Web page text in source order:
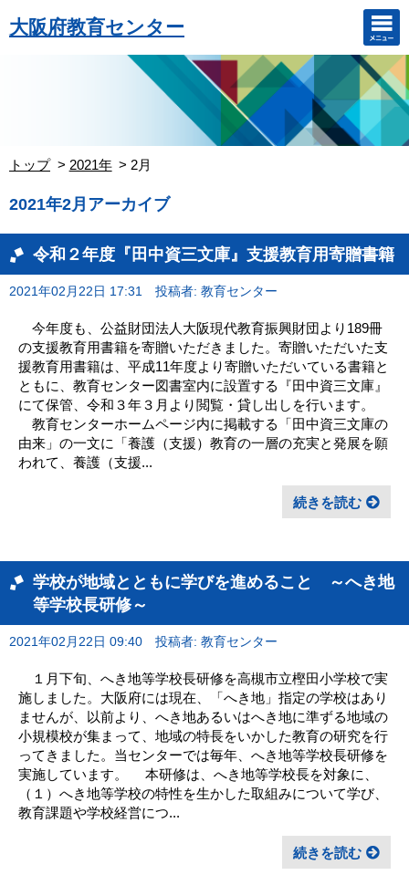
大阪府教育センター
トップ 2021年 2月
2021年2月アーカイブ
令和２年度『田中資三文庫』支援教育用寄贈書籍
2021年02月22日 17:31 投稿者: 教育センター
今年度も、公益財団法人大阪現代教育振興財団より189冊
の支援教育用書籍を寄贈いただきました。寄贈いただいた支
援教育用書籍は、平成11年度より寄贈いただいている書籍と
ともに、教育センター図書室内に設置する『田中資三文庫』
にて保管、令和３年３月より閲覧・貸し出しを行います。
教育センターホームページ内に掲載する「田中資三文庫の
由来」の一文に「養護（支援）教育の一層の充実と発展を願
われて、養護（支援...
続きを読む
学校が地域とともに学びを進めること ～へき地
等学校長研修～
2021年02月22日 09:40 投稿者: 教育センター
１月下旬、へき地等学校長研修を高槻市立樫田小学校で実
施しました。大阪府には現在、「へき地」指定の学校はあり
ませんが、以前より、へき地あるいはへき地に準ずる地域の
小規模校が集まって、地域の特長をいかした教育の研究を行
ってきました。当センターでは毎年、へき地等学校長研修を
実施しています。 本研修は、へき地等学校長を対象に、
（１）へき地等学校の特性を生かした取組みについて学び、
教育課題や学校経営につ...
続きを読む